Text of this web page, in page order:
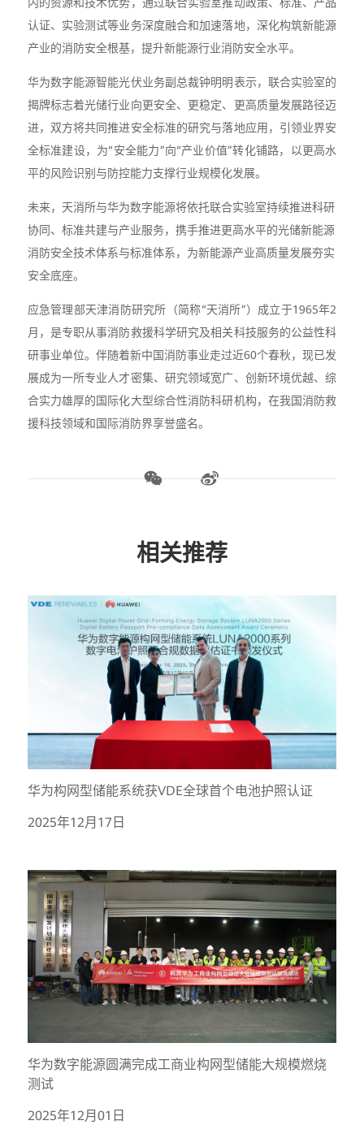
内的资源和技术优势，通过联合实验室推动政策、标准、产品
认证、实验测试等业务深度融合和加速落地，深化构筑新能源
产业的消防安全根基，提升新能源行业消防安全水平。
华为数字能源智能光伏业务副总裁钟明明表示，联合实验室的
揭牌标志着光储行业向更安全、更稳定、更高质量发展路径迈
进，双方将共同推进安全标准的研究与落地应用，引领业界安
全标准建设，为“安全能力”向“产业价值”转化铺路，以更高水
平的风险识别与防控能力支撑行业规模化发展。
未来，天消所与华为数字能源将依托联合实验室持续推进科研
协同、标准共建与产业服务，携手推进更高水平的光储新能源
消防安全技术体系与标准体系，为新能源产业高质量发展夯实
安全底座。
应急管理部天津消防研究所（简称“天消所”）成立于1965年2
月，是专职从事消防救援科学研究及相关科技服务的公益性科
研事业单位。伴随着新中国消防事业走过近60个春秋，现已发
展成为一所专业人才密集、研究领域宽广、创新环境优越、综
合实力雄厚的国际化大型综合性消防科研机构，在我国消防救
援科技领域和国际消防界享誉盛名。
相关推荐
华为构网型储能系统获VDE全球首个电池护照认证
2025年12月17日
华为数字能源圆满完成工商业构网型储能大规模燃烧
测试
2025年12月01日